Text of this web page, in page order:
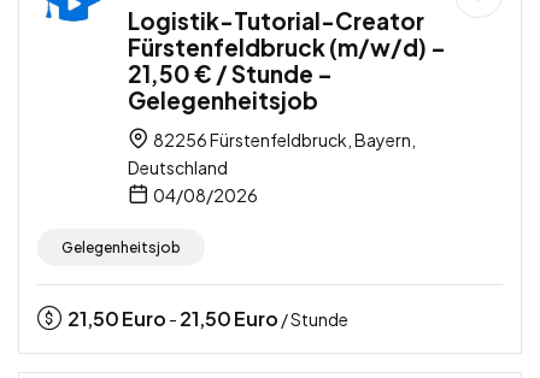
Logistik-Tutorial-Creator
Fürstenfeldbruck (m/w/d) –
21,50 € / Stunde –
Gelegenheitsjob
82256 Fürstenfeldbruck, Bayern,
Deutschland
04/08/2026
Gelegenheitsjob
21,50Euro - 21,50Euro / Stunde